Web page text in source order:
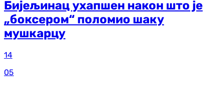
Бијељинац ухапшен након што је
„боксером“ поломио шаку
мушкарцу
14
05